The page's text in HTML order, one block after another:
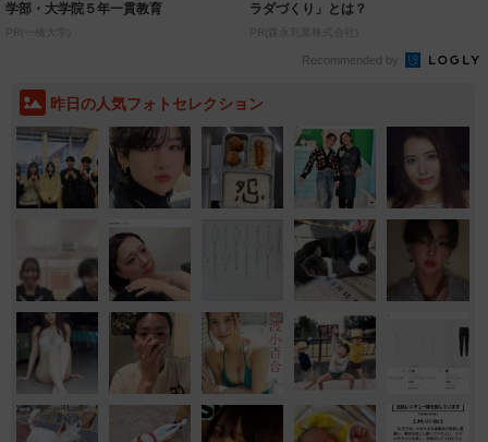
学部・大学院５年一貫教育
PR(一橋大学)
ラダづくり」とは？
PR(森永乳業株式会社)
Recommended by
昨日の人気フォトセレクション